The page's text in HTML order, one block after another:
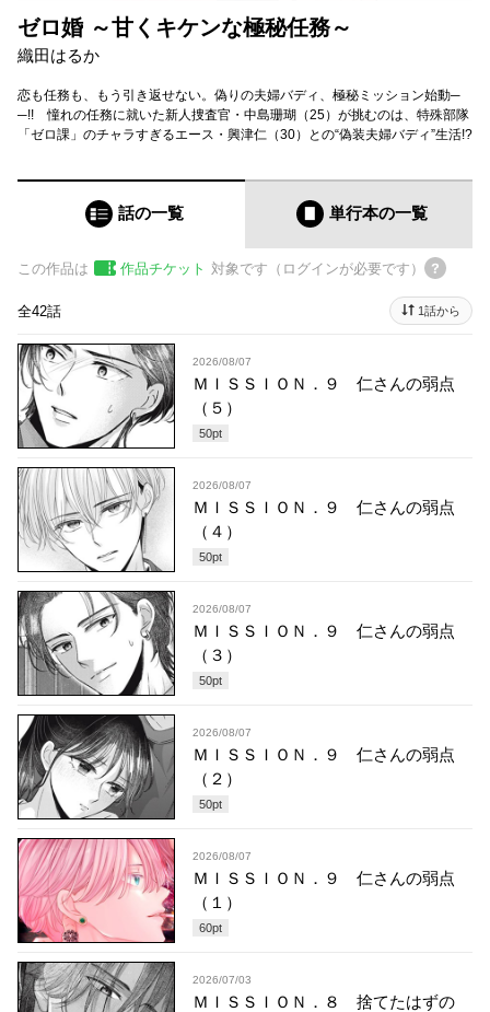
ゼロ婚 ～甘くキケンな極秘任務～
織田はるか
恋も任務も、もう引き返せない。偽りの夫婦バディ、極秘ミッション始動─
─!! 憧れの任務に就いた新人捜査官・中島珊瑚（25）が挑むのは、特殊部隊
「ゼロ課」のチャラすぎるエース・興津仁（30）との“偽装夫婦バディ”生活!?
話の一覧 単行本の一覧
この作品は 作品チケット 対象です（ログインが必要です）
全42話 1話から
2026/08/07
ＭＩＳＳＩＯＮ．９ 仁さんの弱点
（５）
50pt
2026/08/07
ＭＩＳＳＩＯＮ．９ 仁さんの弱点
（４）
50pt
2026/08/07
ＭＩＳＳＩＯＮ．９ 仁さんの弱点
（３）
50pt
2026/08/07
ＭＩＳＳＩＯＮ．９ 仁さんの弱点
（２）
50pt
2026/08/07
ＭＩＳＳＩＯＮ．９ 仁さんの弱点
（１）
60pt
2026/07/03
ＭＩＳＳＩＯＮ．８ 捨てたはずの